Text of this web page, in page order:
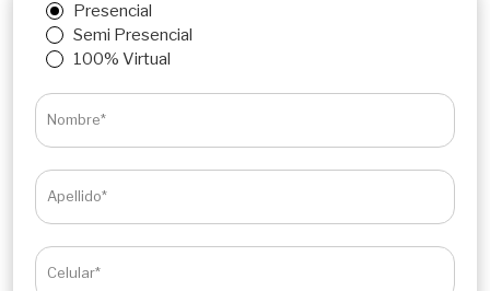
Presencial
Semi Presencial
100% Virtual
Nombre*
Apellido*
Celular*